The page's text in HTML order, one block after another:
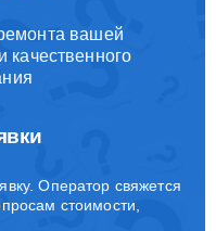
вашей
качественного
Оператор свяжется
стоимости,